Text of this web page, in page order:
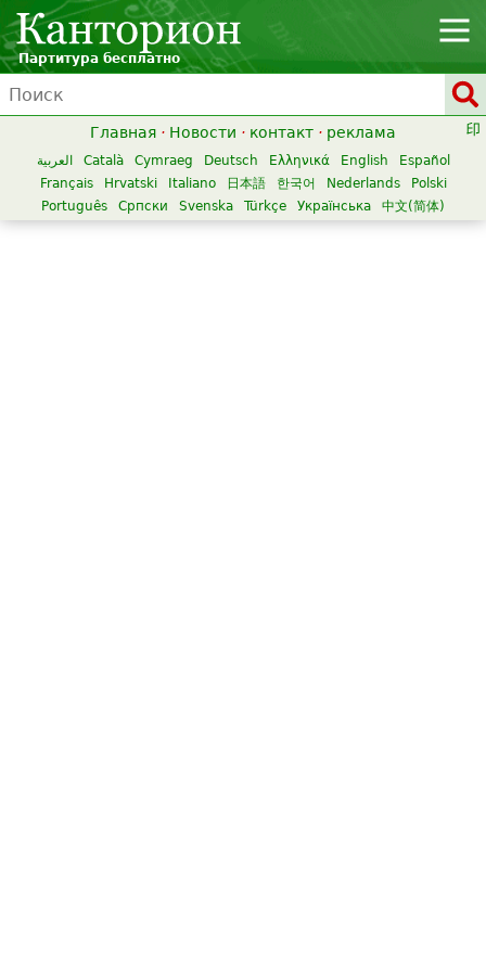
Партитура бесплатно
Главная · Новости · контакт · реклама
العربية Català Cymraeg Deutsch Ελληνικά English
Español
Français
Hrvatski Italiano 日本語 한국어 Nederlands
Polski
Português
Српски Svenska Türkçe Українська 中文(简体)